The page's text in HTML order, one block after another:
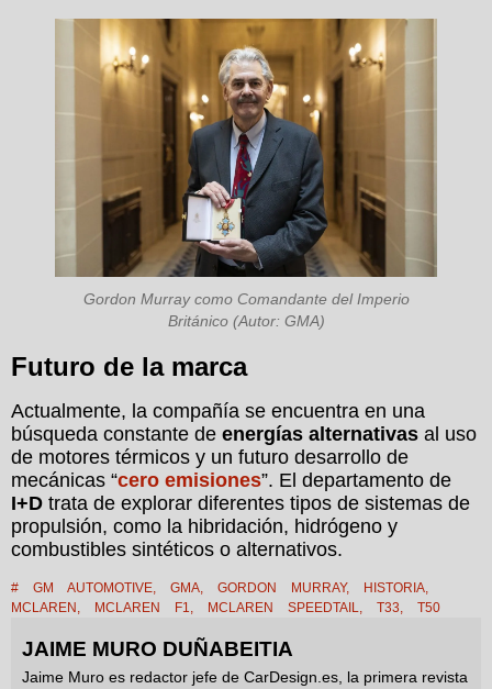
Gordon Murray como Comandante del Imperio
Británico (Autor: GMA)
Futuro de la marca
Actualmente, la compañía se encuentra en una
búsqueda constante de energías alternativas al uso
de motores térmicos y un futuro desarrollo de
mecánicas “cero emisiones”. El departamento de
I+D trata de explorar diferentes tipos de sistemas de
propulsión, como la hibridación, hidrógeno y
combustibles sintéticos o alternativos.
# GM AUTOMOTIVE GMA GORDON MURRAY, HISTORIA
MCLAREN
MCLAREN F1 MCLAREN SPEEDTAIL T33 T50
JAIME MURO DUÑABEITIA
Jaime Muro es redactor jefe de CarDesign.es, la primera revista